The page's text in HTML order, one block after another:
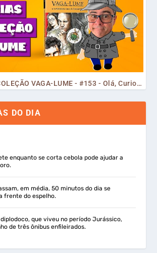
MEMÓRIAS DA COLEÇÃO VAGA-LUME - #153 - Olá, Curiosos! 2023
DO DIA
enquanto se corta cebola pode ajudar a
em média, 50 minutos do dia se
frente do espelho.
que viveu no período Jurássico,
de três ônibus enfileirados.